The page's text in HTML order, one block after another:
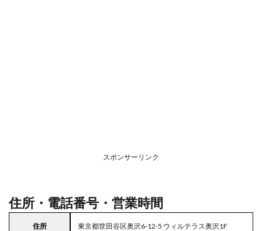
城石
井
スポンサーリンク
住所・電話番号・営業時間
住所 東京都世田谷区奥沢6-12-5 ウィルテラス奥沢1F